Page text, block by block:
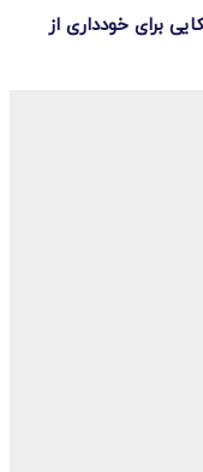
برای خودداری از